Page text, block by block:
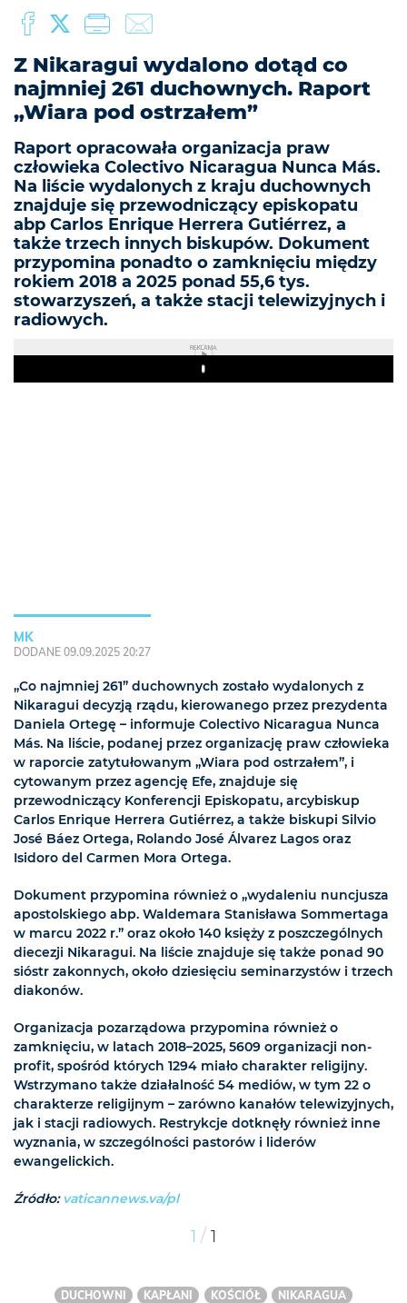
Z Nikaragui wydalono dotąd co
najmniej 261 duchownych. Raport
„Wiara pod ostrzałem”
Raport opracowała organizacja praw
człowieka Colectivo Nicaragua Nunca Más.
Na liście wydalonych z kraju duchownych
znajduje się przewodniczący episkopatu
abp Carlos Enrique Herrera Gutiérrez, a
także trzech innych biskupów. Dokument
przypomina ponadto o zamknięciu między
rokiem 2018 a 2025 ponad 55,6 tys.
stowarzyszeń, a także stacji telewizyjnych i
radiowych.
REKLAMA
Play
MK
DODANE 09.09.2025 20:27
„Co najmniej 261” duchownych zostało wydalonych z
Nikaragui decyzją rządu, kierowanego przez prezydenta
Daniela Ortegę – informuje Colectivo Nicaragua Nunca
Más. Na liście, podanej przez organizację praw człowieka
w raporcie zatytułowanym „Wiara pod ostrzałem”, i
cytowanym przez agencję Efe, znajduje się
przewodniczący Konferencji Episkopatu, arcybiskup
Carlos Enrique Herrera Gutiérrez, a także biskupi Silvio
José Báez Ortega, Rolando José Álvarez Lagos oraz
Isidoro del Carmen Mora Ortega.
Dokument przypomina również o „wydaleniu nuncjusza
apostolskiego abp. Waldemara Stanisława Sommertaga
w marcu 2022 r.” oraz około 140 księży z poszczególnych
diecezji Nikaragui. Na liście znajduje się także ponad 90
sióstr zakonnych, około dziesięciu seminarzystów i trzech
diakonów.
Organizacja pozarządowa przypomina również o
zamknięciu, w latach 2018–2025, 5609 organizacji non-
profit, spośród których 1294 miało charakter religijny.
Wstrzymano także działalność 54 mediów, w tym 22 o
charakterze religijnym – zarówno kanałów telewizyjnych,
jak i stacji radiowych. Restrykcje dotknęły również inne
wyznania, w szczególności pastorów i liderów
ewangelickich.
Źródło: vaticannews.va/pl
1 / 1
DUCHOWNI KAPŁANI KOŚCIÓŁ
NIKARAGUA